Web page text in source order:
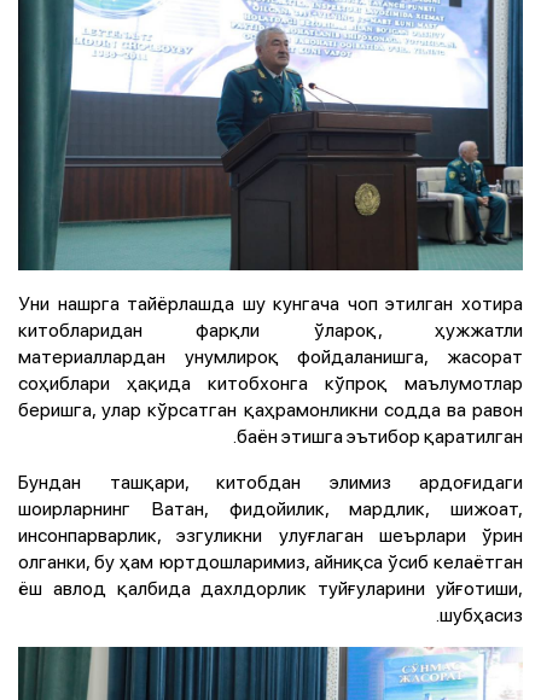
Уни нашрга тайёрлашда шу кунгача чоп этилган хотира
китобларидан фарқли ўлароқ, ҳужжатли
материаллардан унумлироқ фойдаланишга, жасорат
соҳиблари ҳақида китобхонга кўпроқ маълумотлар
беришга, улар кўрсатган қаҳрамонликни содда ва равон
баён этишга эътибор қаратилган.
Бундан ташқари, китобдан элимиз ардоғидаги
шоирларнинг Ватан, фидойилик, мардлик, шижоат,
инсонпарварлик, эзгуликни улуғлаган шеърлари ўрин
олганки, бу ҳам юртдошларимиз, айниқса ўсиб келаётган
ёш авлод қалбида дахлдорлик туйғуларини уйғотиши,
шубҳасиз.